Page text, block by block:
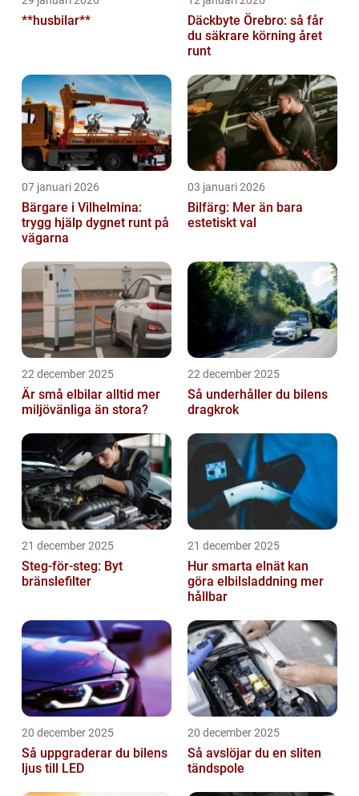
**husbilar**
Däckbyte Örebro: så får
du säkrare körning året
runt
07 januari 2026
Bärgare i Vilhelmina:
trygg hjälp dygnet runt på
vägarna
03 januari 2026
Bilfärg: Mer än bara
estetiskt val
22 december 2025
Är små elbilar alltid mer
miljövänliga än stora?
22 december 2025
Så underhåller du bilens
dragkrok
21 december 2025
Steg-för-steg: Byt
bränslefilter
21 december 2025
Hur smarta elnät kan
göra elbilsladdning mer
hållbar
20 december 2025
Så uppgraderar du bilens
ljus till LED
20 december 2025
Så avslöjar du en sliten
tändspole